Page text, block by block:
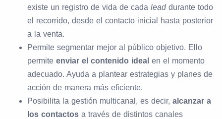
existe un registro de vida de cada leaddurante todo
el recorrido, desde el contacto inicial hasta posterior
a la venta.
Permite segmentar mejor al público objetivo. Ello
permite enviar el contenido ideal en el momento
adecuado. Ayuda a plantear estrategias y planes de
acción de manera más eficiente.
Posibilita la gestión multicanal, es decir, alcanzar a
los contactos a través de distintos canales